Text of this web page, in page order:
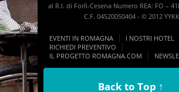
al R.I. di Forlì-Cesena Numero REA: FO –
C.F. 04520050404 - © 2012 YYKK
EVENTI IN ROMAGNA
I NOSTRI HOTEL
RICHIEDI PREVENTIVO
IL PROGETTO ROMAGNA.COM
Back to Top ↑